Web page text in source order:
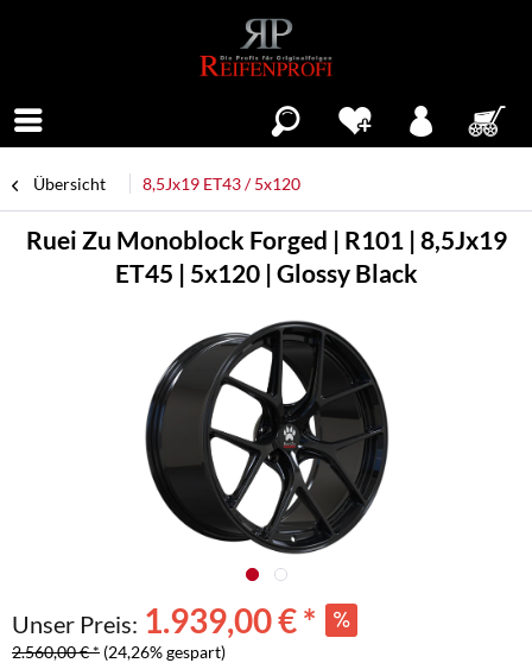
Übersicht 8,5Jx19 ET43 / 5x120
Ruei Zu Monoblock Forged | R101 | 8,5Jx19
ET45 | 5x120 | Glossy Black
Unser Preis: 1.939,00 € *
2.560,00 € * (24,26% gespart)